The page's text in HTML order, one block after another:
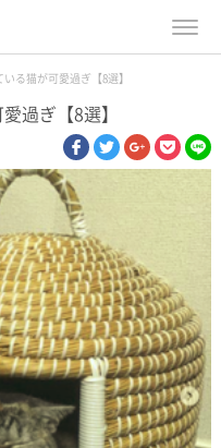
る猫が可愛過ぎ【8選】
過ぎ【8選】
facebook
twittergoogle